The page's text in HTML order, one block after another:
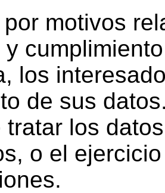
por motivos
y
los
de sus
tratar los
o el